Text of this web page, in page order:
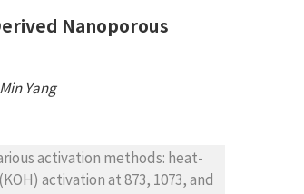
Nanoporous
Yang
activation methods: heat-
activation at 873, 1073, and